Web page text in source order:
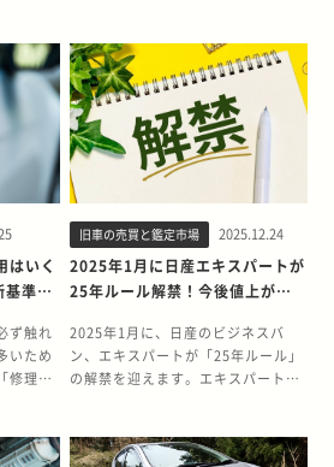
はいく
基準を
ず触れ
いため
修理に
を感じ
旧車の売買と鑑定市場 2025.12.24
2025年1月に日産エキスパートが
25年ルール解禁！今後値上がり
2025年1月に、日産のビジネスバ
ン、エキスパートが「25年ルール」
の解禁を迎えます。エキスパート
す。25年ルール解禁に伴い、アメリ